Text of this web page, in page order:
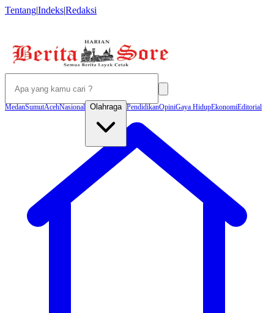
Tentang|Indeks|Redaksi
MedanSumutAcehNasional Olahraga PendidikanOpiniGaya HidupEkonomiEditorial